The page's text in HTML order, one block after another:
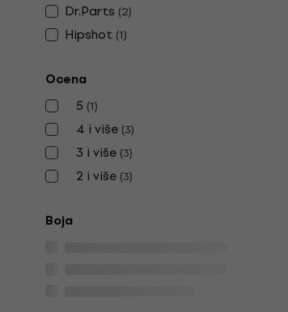
Dr.Parts (2)
Hipshot (1)
Ocena
5 (1)
4 i više (3)
3 i više (3)
2 i više (3)
Boja